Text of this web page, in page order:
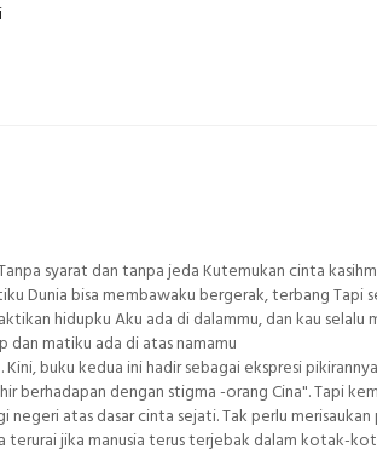
syarat dan tanpa jeda Kutemukan cinta
Dunia bisa membawaku bergerak, terbang Tapi
hidupku Aku ada di dalammu, dan kau selalu
matiku ada di atas namamu
buku kedua ini hadir sebagai ekspresi
berhadapan dengan stigma -orang Cina". Tapi
atas dasar cinta sejati. Tak perlu
terurai jika manusia terus terjebak dalam kotak-